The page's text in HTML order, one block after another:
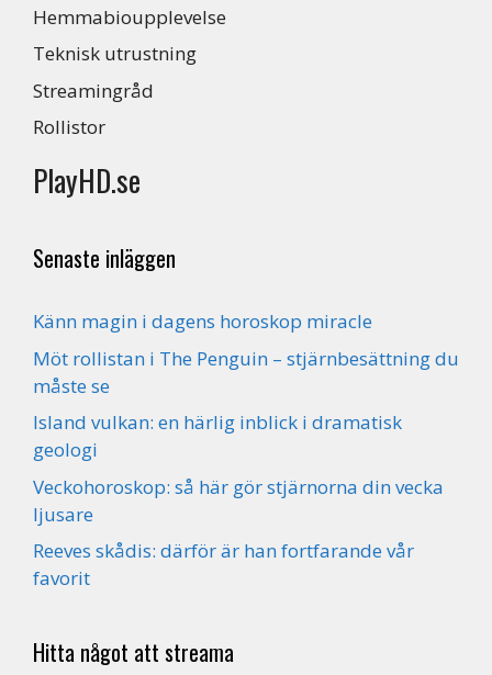
Hemmabioupplevelse
Teknisk utrustning
Streamingråd
Rollistor
PlayHD.se
Senaste inläggen
Känn magin i dagens horoskop miracle
Möt rollistan i The Penguin – stjärnbesättning du
måste se
Island vulkan: en härlig inblick i dramatisk
geologi
Veckohoroskop: så här gör stjärnorna din vecka
ljusare
Reeves skådis: därför är han fortfarande vår
favorit
Hitta något att streama